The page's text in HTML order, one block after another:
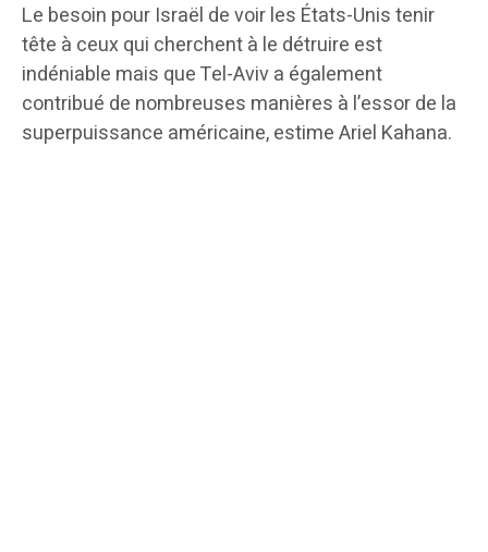
Le besoin pour Israël de voir les États-Unis tenir
tête à ceux qui cherchent à le détruire est
indéniable mais que Tel-Aviv a également
contribué de nombreuses manières à l’essor de la
superpuissance américaine, estime Ariel Kahana.